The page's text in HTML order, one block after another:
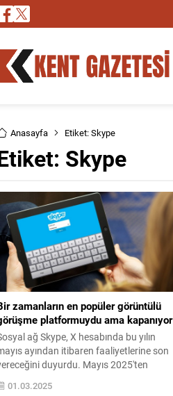
Anasayfa Etiket: Skype
Skype
zamanların en popüler görüntülü
platformuydu ama kapanıyor
ağ Skype, X hesabında bu yılın
ayından itibaren faaliyetlerine son
duyurdu. Mayıs 2025'ten
Skype artık kullanılamayacak.
günlerde Skype hesabınızı
01.03.2025